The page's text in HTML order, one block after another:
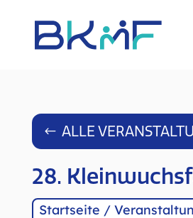
ALLE
28.
Startseite /